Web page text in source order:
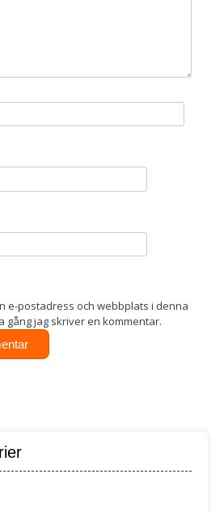
e-postadress och webbplats i denna
gång jag skriver en kommentar.